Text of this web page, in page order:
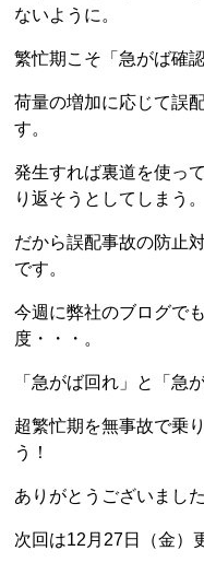
ないように。
繁忙期こそ「急がば確
荷量の増加に応じて誤
す。
発生すれば裏道を使っ
り返そうとしてしまう。
だから誤配事故の防止
です。
今週に弊社のブログで
度・・・。
「急がば回れ」と「急
超繁忙期を無事故で乗
う！
ありがとうございました
次回は12月27日（金）